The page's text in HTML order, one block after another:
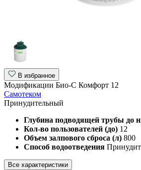
В избранное
Модификации Био-С Комфорт 12
Самотеком
Принудительный
Глубина подводящей трубы до
Кол-во пользователей (до) 12
Объем залпового сброса (л) 800
Способ водоотведения
Все характеристики